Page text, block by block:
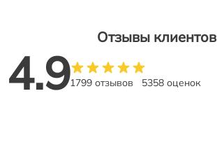
Отзывы клиентов
4.91799 отзывов 5358 оценок